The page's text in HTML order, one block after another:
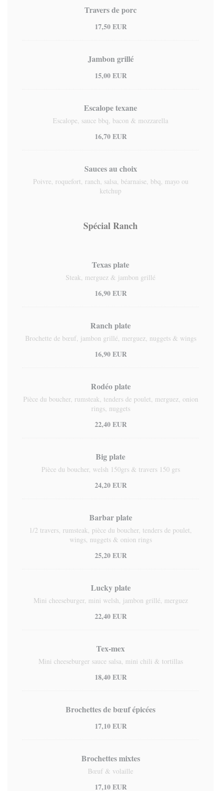
Travers de porc
17,50 EUR
Jambon grillé
15,00 EUR
Escalope texane
Escalope, sauce bbq, bacon & mozzarella
16,70 EUR
Sauces au choix
Poivre, roquefort, ranch, salsa, béarnaise, bbq, mayo ou
ketchup
Spécial Ranch
Texas plate
Steak, merguez & jambon grillé
16,90 EUR
Ranch plate
Brochette de bœuf, jambon grillé, merguez, nuggets & wings
16,90 EUR
Rodéo plate
Pièce du boucher, rumsteak, tenders de poulet, merguez, onion
rings, nuggets
22,40 EUR
Big plate
Pièce du boucher, welsh 150grs & travers 150 grs
24,20 EUR
Barbar plate
1/2 travers, rumsteak, pièce du boucher, tenders de poulet,
wings, nuggets & onion rings
25,20 EUR
Lucky plate
Mini cheeseburger, mini welsh, jambon grillé, merguez
22,40 EUR
Tex-mex
Mini cheeseburger sauce salsa, mini chili & tortillas
18,40 EUR
Brochettes de bœuf épicées
17,10 EUR
Brochettes mixtes
Bœuf & volaille
17,10 EUR